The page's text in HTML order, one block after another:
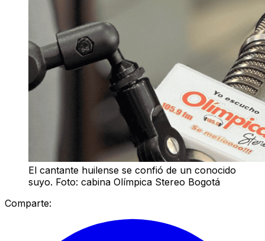
El cantante huilense se confió de un conocido
suyo. Foto: cabina Olímpica Stereo Bogotá
Comparte: